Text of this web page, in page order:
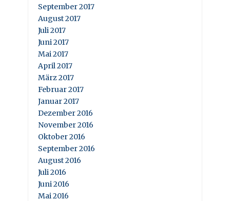
September 2017
August 2017
Juli 2017
Juni 2017
Mai 2017
April 2017
März 2017
Februar 2017
Januar 2017
Dezember 2016
November 2016
Oktober 2016
September 2016
August 2016
Juli 2016
Juni 2016
Mai 2016